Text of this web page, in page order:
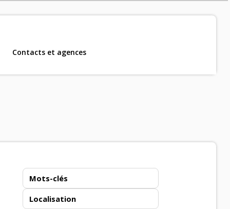
Contacts et agences